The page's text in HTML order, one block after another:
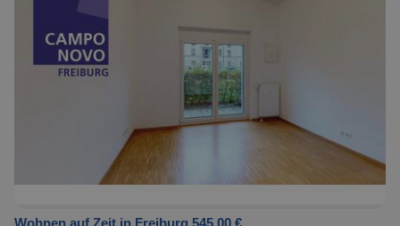
Wohnen auf Zeit in Freiburg 545,00 €